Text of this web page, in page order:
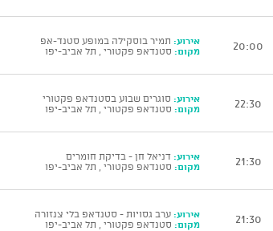
20:00 אירוע: תמיר בוסקילה במופע סטנד-אפ
מקום: סטנדאפ פקטורי , תל אביב-יפו
22:30 אירוע: סוגרים שבוע בסטנדאפ פקטורי
מקום: סטנדאפ פקטורי , תל אביב-יפו
21:30 אירוע: דניאל חן - בדיקת חומרים
מקום: סטנדאפ פקטורי , תל אביב-יפו
21:30 אירוע: ערב גסויות - סטנדאפ בלי צנזורה
מקום: סטנדאפ פקטורי , תל אביב-יפו